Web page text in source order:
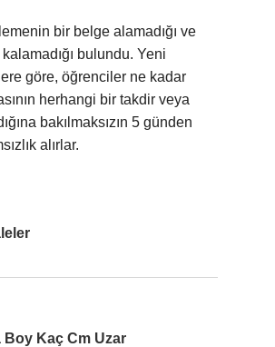
bir belge alamadığı ve
kalamadığı bulundu. Yeni
göre, öğrenciler ne kadar
herhangi bir takdir veya
bakılmaksızın 5 günden
alırlar.
Boy Kaç Cm Uzar